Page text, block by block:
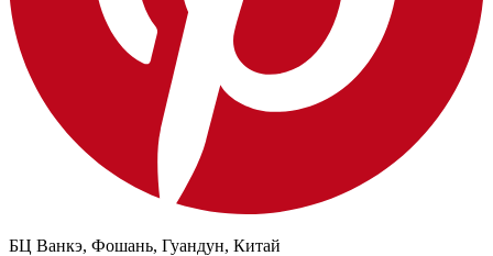
БЦ Ванкэ, Фошань, Гуандун, Китай